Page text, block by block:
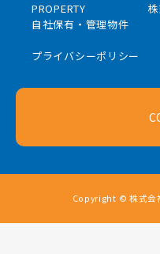
PROPERTY
自社保有・管理物件
プライバシーポリシー
Copyright © 株式会